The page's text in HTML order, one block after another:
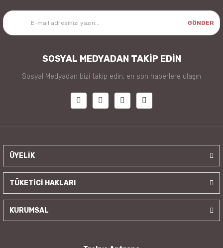
GÖNDER
SOSYAL MEDYADAN TAKİP EDİN
Sosyal Medyadan bizi takip edin, en son haberlere ulaşın
ÜYELİK
TÜKETİCİ HAKLARI
KURUMSAL